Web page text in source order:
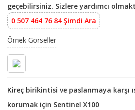
geçebilirsiniz. Sizlere yardımcı
0 507 464 76 84 Şimdi Ara
Örnek Görseller
Kireç birikintisi ve paslanmaya karşı
korumak için Sentinel X100